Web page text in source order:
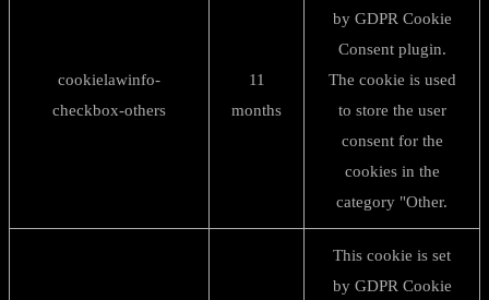
cookielawinfo-
checkbox-others
11
months
by GDPR Cookie
Consent plugin.
The cookie is used
to store the user
consent for the
cookies in the
category "Other.
This cookie is set
by GDPR Cookie